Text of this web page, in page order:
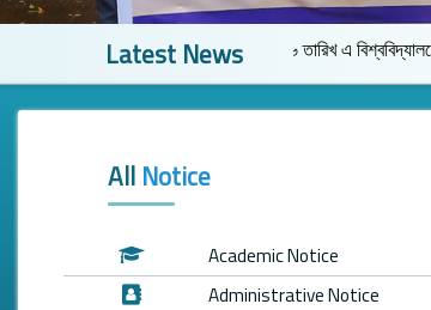
Latest News
০৫/০৮/২০২৬ তারিখ এ বিশ্ববিদ্যালয়ের একাডেমিক ও
All Notice
Academic Notice
Administrative Notice